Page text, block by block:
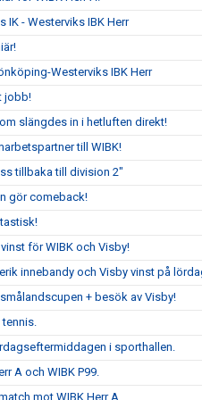
IK - Westerviks IBK Herr
Westerviks IBK Herr
jobb!
slängdes in i hetluften direkt!
till WIBK!
tillbaka till division 2"
gör comeback!
för WIBK och Visby!
innebandy och Visby vinst på
+ besök av Visby!
tennis.
i sporthallen.
A och WIBK P99.
mot WIBK Herr A